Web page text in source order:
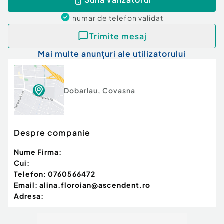
similare exclusive:
http://www.ascendentimobiliare.ro
Comision cumpărător:0%
numar de telefon validat
Trimite mesaj
Mai multe anunțuri ale utilizatorului
Dobarlau, Covasna
Despre companie
Nume Firma:
Cui:
Telefon: 0760566472
Email: alina.floroian@ascendent.ro
Adresa: